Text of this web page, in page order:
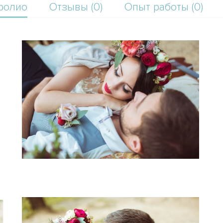
Отзывы (0) Опыт работы (0)